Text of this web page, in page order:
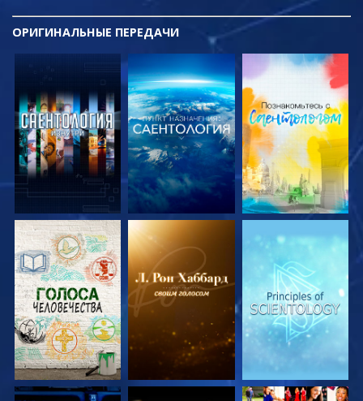
ОРИГИНАЛЬНЫЕ ПЕРЕДАЧИ
СМОТРЕТЬ
ПЕРЕДАЧИ
СМОТРЕТЬ
ПЕРЕДАЧИ
СМОТРЕТЬ
ПЕРЕДАЧИ